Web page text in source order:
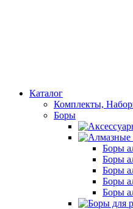
Каталог
Комплекты,
Боры
Боры
Боры
Боры
Боры
Боры